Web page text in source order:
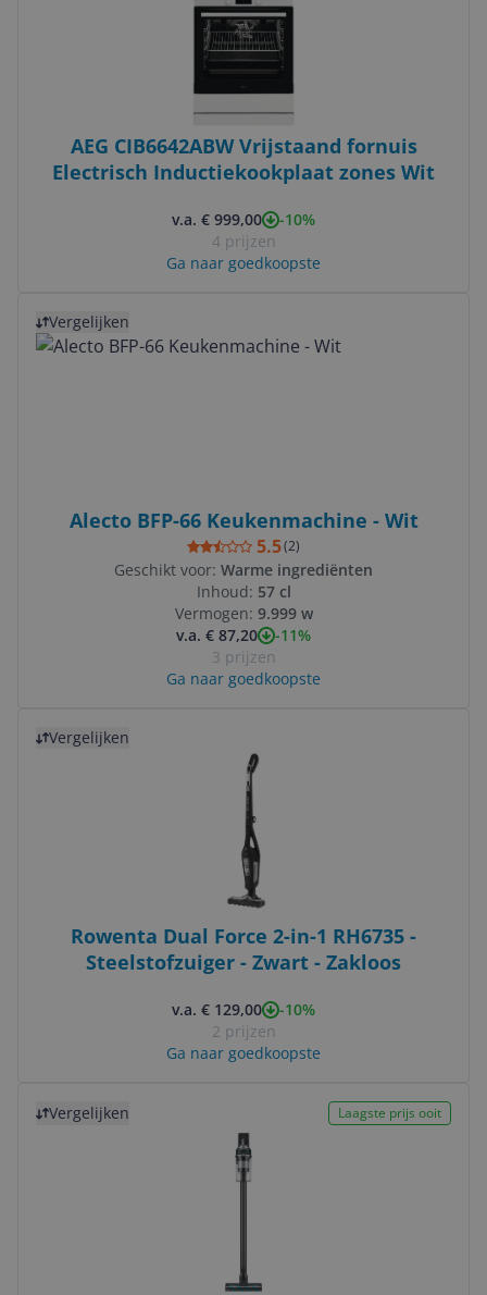
AEG CIB6642ABW Vrijstaand fornuis
Electrisch Inductiekookplaat zones Wit
v.a. € 999,00
-10%
4 prijzen
Ga naar goedkoopste
Vergelijken
Alecto BFP-66 Keukenmachine - Wit
5.5(2)
Geschikt voor: Warme ingrediënten
Inhoud: 57 cl
Vermogen: 9.999 w
v.a. € 87,20
-11%
3 prijzen
Ga naar goedkoopste
Vergelijken
Rowenta Dual Force 2-in-1 RH6735 -
Steelstofzuiger - Zwart - Zakloos
v.a. € 129,00
-10%
2 prijzen
Ga naar goedkoopste
Vergelijken Laagste prijs ooit